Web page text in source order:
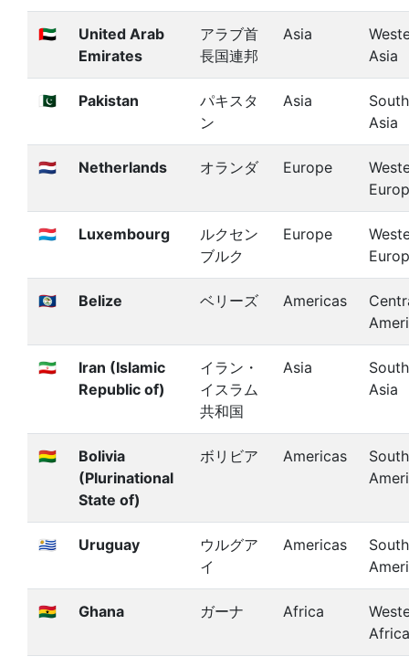
🇦🇪
United Arab
Emirates
アラブ首
長国連邦
Asia
Asia
🇵🇰 Pakistan
パキスタ
ン
Asia
Asia
🇳🇱 Netherlands オランダ Europe
🇱🇺 Luxembourg
ルクセン
ブルク
Europe
🇧🇿 Belize ベリーズ Americas
🇮🇷
Iran (Islamic
Republic of)
イラン・
イスラム
共和国
Asia
Asia
🇧🇴
Bolivia
(Plurinational
State of)
ボリビア Americas
South
🇺🇾 Uruguay
ウルグア
イ
Americas
South
🇬🇭 Ghana ガーナ Africa
Africa